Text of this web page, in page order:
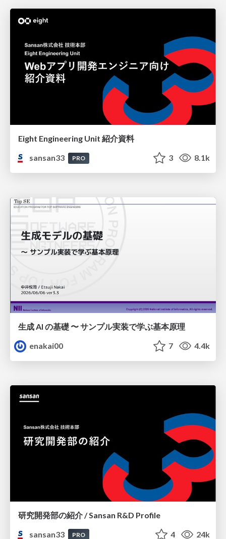
Eight Engineering Unit 紹介資料
sansan33
PRO 3 8.1k
生成 AI の基礎 〜 サンプル実装で学ぶ基本原理
enakai00
7 4.4k
研究開発部の紹介 / Sansan R&D Profile
sansan33
PRO 4 24k